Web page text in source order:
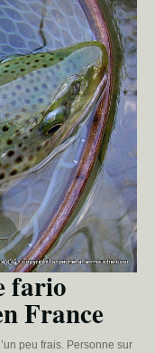
fario
France
peu frais. Personne sur